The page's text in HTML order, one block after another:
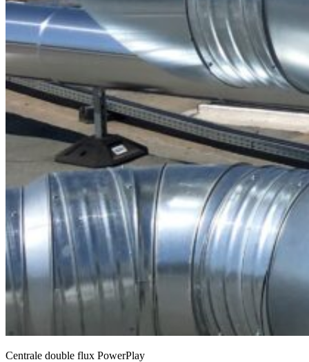
Centrale double flux PowerPlay